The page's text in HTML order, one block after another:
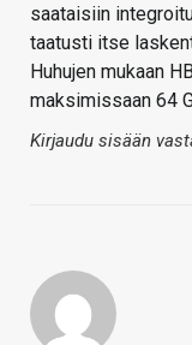
saataisiin
taatusti itse
Huhujen mukaan
maksimissaan 64
Kirjaudu sisään